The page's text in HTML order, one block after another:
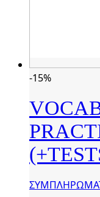
-15%